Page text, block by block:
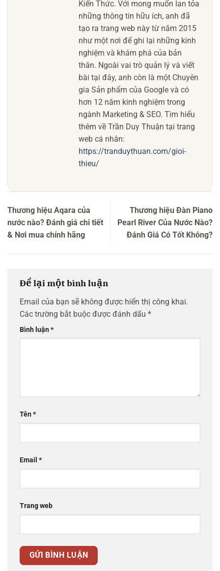
Kiến Thức. Với mong muốn lan tỏa
những thông tin hữu ích, anh đã
tạo ra trang web này từ năm 2015
như một nơi để ghi lại những kinh
nghiệm và khám phá của bản
thân. Ngoài vai trò quản lý và viết
bài tại đây, anh còn là một Chuyên
gia Sản phẩm của Google và có
hơn 12 năm kinh nghiệm trong
ngành Marketing & SEO. Tìm hiểu
thêm về Trần Duy Thuận tại trang
web cá nhân:
https://tranduythuan.com/gioi-
thieu/
Thương hiệu Aqara của
nước nào? Đánh giá chi tiết
& Nơi mua chính hãng
Thương hiệu Đàn Piano
Pearl River Của Nước Nào?
Đánh Giá Có Tốt Không?
Để lại một bình luận
Email của bạn sẽ không được hiển thị công khai.
Các trường bắt buộc được đánh dấu *
Bình luận*
Tên*
Email *
Trang web